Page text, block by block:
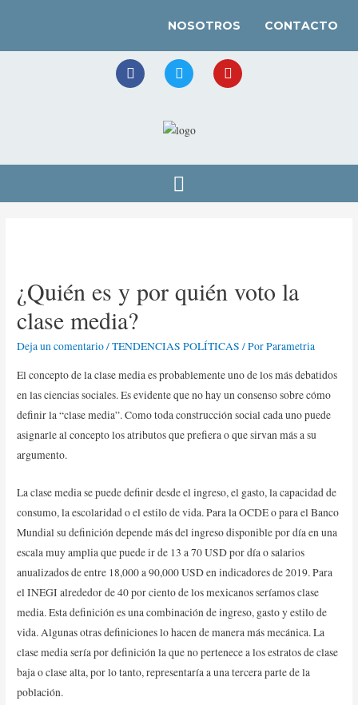
NOSOTROS CONTACTO
¿Quién es y por quién voto la
clase media?
Deja un comentario/TENDENCIAS POLÍTICAS / PorParametria
El concepto de la clase media es probablemente uno de los más debatidos
en las ciencias sociales. Es evidente que no hay un consenso sobre cómo
definir la “clase media”. Como toda construcción social cada uno puede
asignarle al concepto los atributos que prefiera o que sirvan más a su
argumento.
La clase media se puede definir desde el ingreso, el gasto, la capacidad de
consumo, la escolaridad o el estilo de vida. Para la OCDE o para el Banco
Mundial su definición depende más del ingreso disponible por día en una
escala muy amplia que puede ir de 13 a 70 USD por día o salarios
anualizados de entre 18,000 a 90,000 USD en indicadores de 2019. Para
el INEGI alrededor de 40 por ciento de los mexicanos seríamos clase
media. Esta definición es una combinación de ingreso, gasto y estilo de
vida. Algunas otras definiciones lo hacen de manera más mecánica. La
clase media sería por definición la que no pertenece a los estratos de clase
baja o clase alta, por lo tanto, representaría a una tercera parte de la
población.